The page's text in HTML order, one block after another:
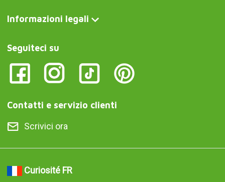
Informazioni legali
Seguiteci su
Contatti e servizio clienti
Scrivici ora
Curiosité FR